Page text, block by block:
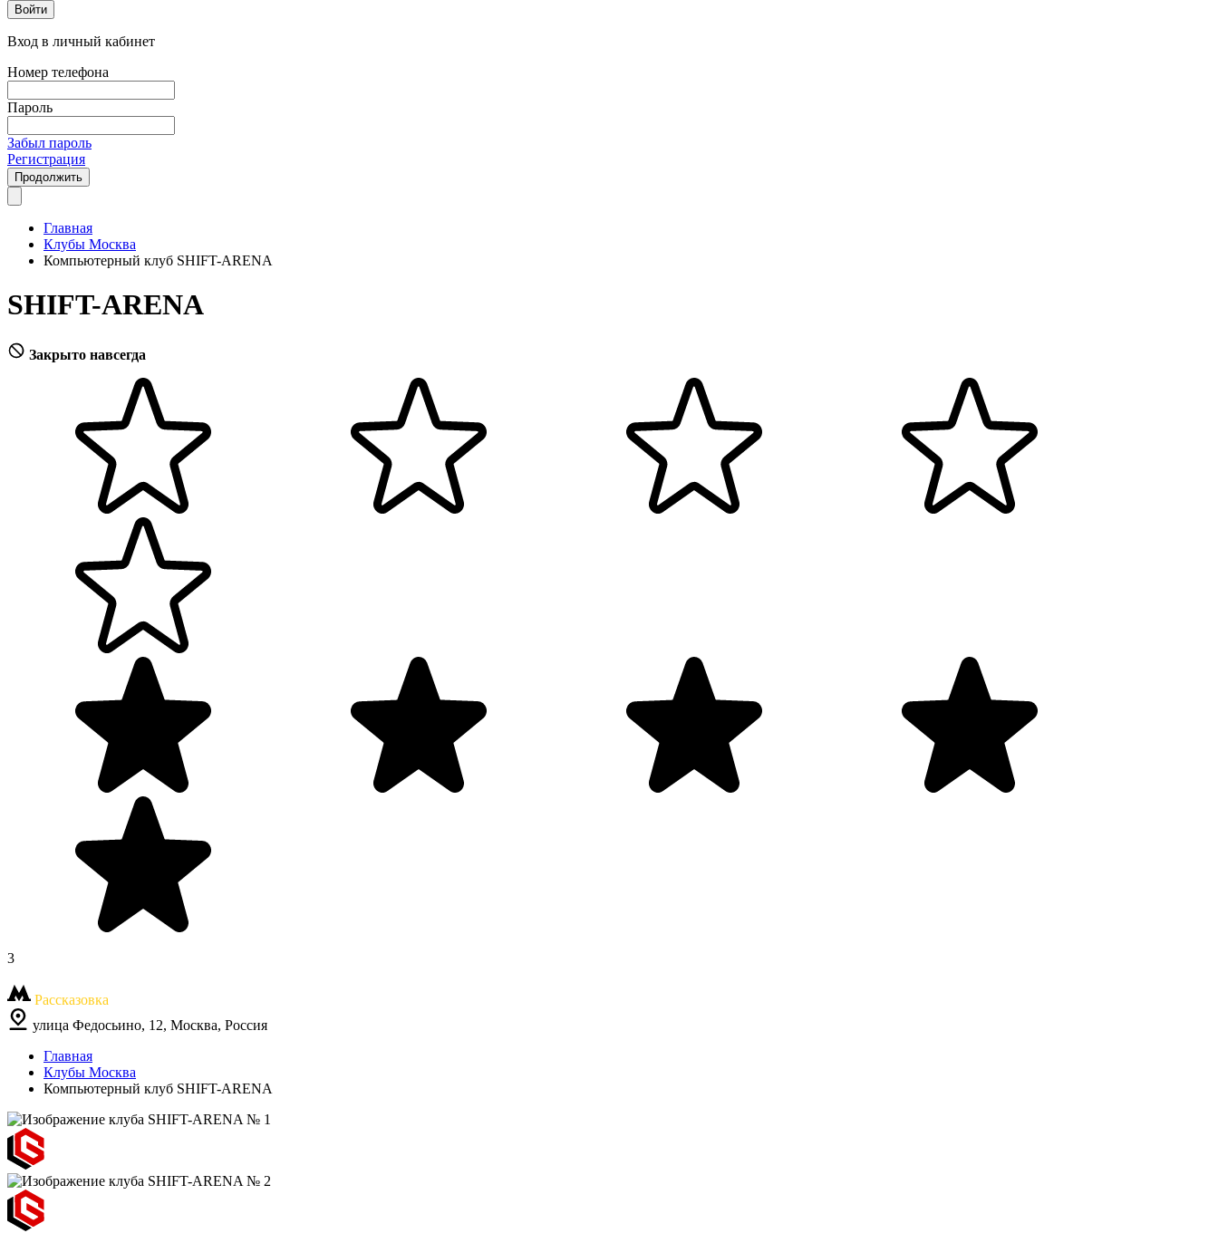
Войти
Вход в личный кабинет
Номер телефона
Пароль
Забыл пароль
Регистрация
Продолжить
Главная
Клубы Москва
Компьютерный клуб SHIFT-ARENA
SHIFT-ARENA
Закрыто навсегда
3
Рассказовка
улица Федосьино, 12, Москва, Россия
Главная
Клубы Москва
Компьютерный клуб SHIFT-ARENA